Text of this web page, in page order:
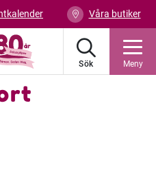
Våra butiker
Sök Meny